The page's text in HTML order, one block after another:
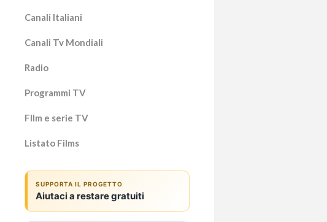
Canali Italiani
Canali Tv Mondiali
Radio
Programmi TV
Fllm e serie TV
Listato Films
SUPPORTA IL PROGETTO
Aiutaci a restare gratuiti